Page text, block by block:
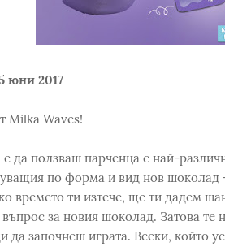
юни 2017
Milka Waves!
е да ползваш парченца с най-
по форма и вид нов шоколад
времето ти изтече, ще ти дадем
за новия шоколад. Затова те
да започнеш играта. Всеки, който